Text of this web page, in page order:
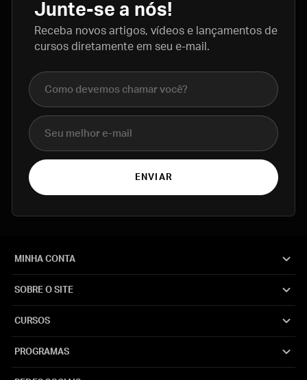
Junte-se a nós!
Receba novos artigos, vídeos e lançamentos de
cursos diretamente em seu e-mail.
Nome completo
E-mail
ENVIAR
MINHA CONTA
SOBRE O SITE
CURSOS
PROGRAMAS